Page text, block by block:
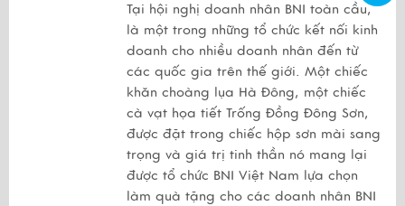
Tại hội nghị doanh nhân BNI toàn cầu,
là một trong những tổ chức kết nối kinh
doanh cho nhiều doanh nhân đến từ
các quốc gia trên thế giới. Một chiếc
khăn choàng lụa Hà Đông, một chiếc
cà vạt họa tiết Trống Đồng Đông Sơn,
được đặt trong chiếc hộp sơn mài sang
trọng và giá trị tinh thần nó mang lại
được tổ chức BNI Việt Nam lựa chọn
làm quà tặng cho các doanh nhân BNI